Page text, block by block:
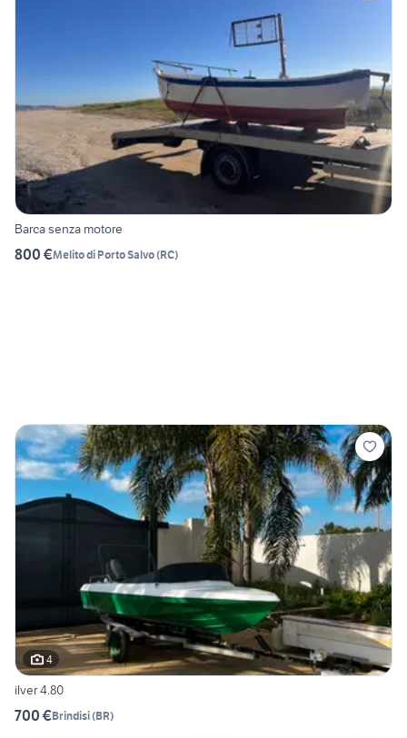
Barca senza motore
800 €Melito di Porto Salvo(RC)
4
ilver 4.80
700 €Brindisi(BR)